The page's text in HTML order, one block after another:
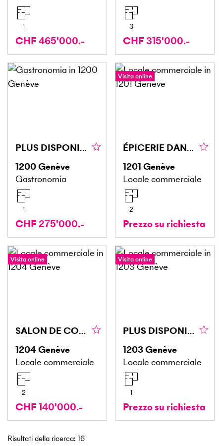
1
CHF 465'000.-
3
CHF 315'000.-
PLUS DISPONIBLE PLUS DISPONIBLE
1200Genève
Gastronomia
1
CHF 275'000.-
Visita online
ÉPICERIE DANS UNE RUE PASSANTE
1201 Genève
Locale commerciale
2
Prezzo su richiesta
Visita online
SALON DE COIFFURE EN VIEILLE VILLE
1204Genève
Locale commerciale
2
CHF 140'000.-
Visita online
PLUS DISPONIBLE
1203Genève
Locale commerciale
1
Prezzo su richiesta
Risultati della ricerca: 16